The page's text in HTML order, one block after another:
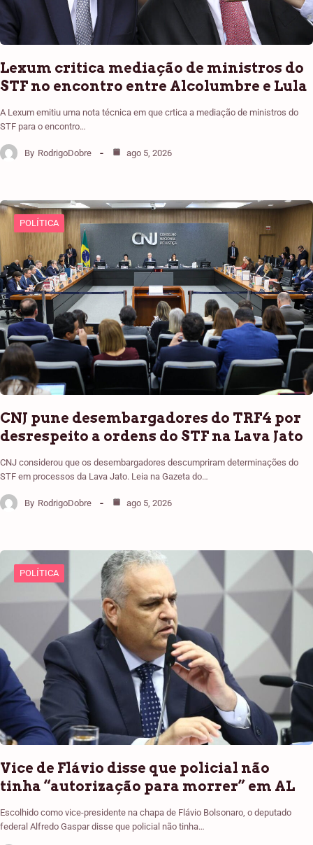
Lexum critica mediação de ministros do
STF no encontro entre Alcolumbre e Lula
A Lexum emitiu uma nota técnica em que crtica a mediação de ministros do
STF para o encontro…
By RodrigoDobre ago 5, 2026
POLÍTICA
CNJ pune desembargadores do TRF4 por
desrespeito a ordens do STF na Lava Jato
CNJ considerou que os desembargadores descumpriram determinações do
STF em processos da Lava Jato. Leia na Gazeta do…
By RodrigoDobre ago 5, 2026
POLÍTICA
Vice de Flávio disse que policial não
tinha “autorização para morrer” em AL
Escolhido como vice-presidente na chapa de Flávio Bolsonaro, o deputado
federal Alfredo Gaspar disse que policial não tinha…